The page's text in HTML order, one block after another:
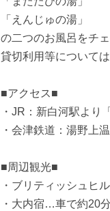
「えんじゅの湯」
の二つのお風呂をチ
貸切利用等について
■アクセス■
・JR：新白河駅より
・会津鉄道：湯野上
■周辺観光■
・ブリティッシュヒ
・大内宿…車で約20分